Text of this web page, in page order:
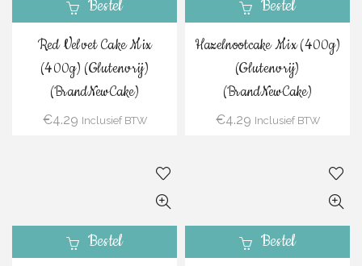
Bestel
Red Velvet Cake Mix
(400g) (Glutenvrij)
(BrandNewCake)
€4.29 Inclusief BTW
Bestel
Hazelnootcake Mix (400g)
(Glutenvrij)
(BrandNewCake)
€4.29 Inclusief BTW
Bestel Bestel